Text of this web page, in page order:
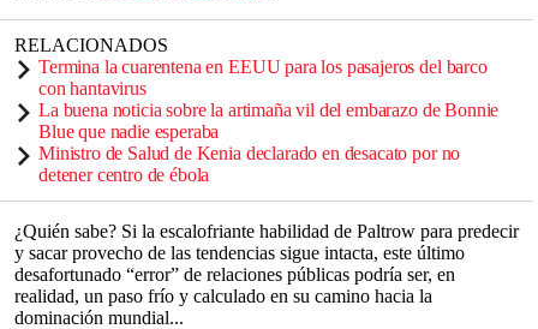
RELACIONADOS
Termina la cuarentena en EEUU para los pasajeros del barco
con hantavirus
La buena noticia sobre la artimaña vil del embarazo de Bonnie
Blue que nadie esperaba
Ministro de Salud de Kenia declarado en desacato por no
detener centro de ébola
¿Quién sabe? Si la escalofriante habilidad de Paltrow para predecir
y sacar provecho de las tendencias sigue intacta, este último
desafortunado “error” de relaciones públicas podría ser, en
realidad, un paso frío y calculado en su camino hacia la
dominación mundial...